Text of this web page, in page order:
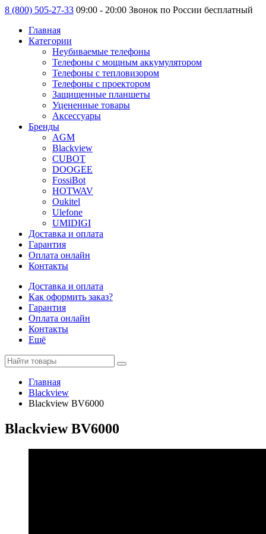
8 (800) 505-27-33 09:00 - 20:00 Звонок по России бесплатный
Главная
Категории
Неубиваемые телефоны
Телефоны с мощным аккумулятором
Телефоны с тепловизором
Телефоны с проектором
Защищенные планшеты
Уцененные товары
Аксессуары
Бренды
AGM
Blackview
CUBOT
DOOGEE
FossiBot
HOTWAV
Oukitel
Ulefone
UMIDIGI
Доставка и оплата
Гарантия
Оплата онлайн
Контакты
Доставка и оплата
Как оформить заказ?
Гарантия
Оплата онлайн
Контакты
Ещё
Главная
Blackview
Blackview BV6000
Blackview BV6000